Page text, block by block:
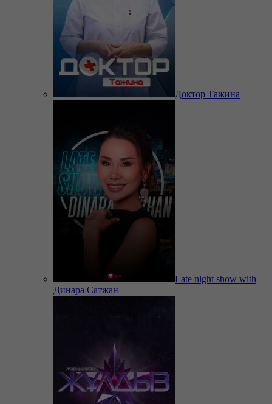
Доктор Тажина
Late night show with
Динара Сатжан